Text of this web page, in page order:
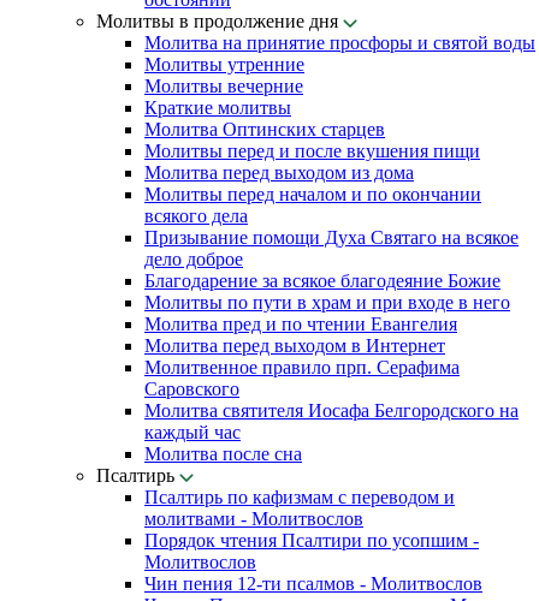
Молитвы в продолжение дня
Молитва на принятие просфоры и святой воды
Молитвы утренние
Молитвы вечерние
Краткие молитвы
Молитва Оптинских старцев
Молитвы перед и после вкушения пищи
Молитва перед выходом из дома
Молитвы перед началом и по окончании
всякого дела
Призывание помощи Духа Святаго на всякое
дело доброе
Благодарение за всякое благодеяние Божие
Молитвы по пути в храм и при входе в него
Молитва пред и по чтении Евангелия
Молитва перед выходом в Интернет
Молитвенное правило прп. Серафима
Саровского
Молитва святителя Иосафа Белгородского на
каждый час
Молитва после сна
Псалтирь
Псалтирь по кафизмам с переводом и
молитвами - Молитвослов
Порядок чтения Псалтири по усопшим -
Молитвослов
Чин пения 12-ти псалмов - Молитвослов